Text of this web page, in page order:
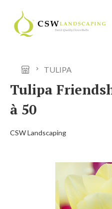
Ga naar de hoofdinhoud
TULIPA
Tulipa
à 50
CSW Landscaping
Afbeeldingengalerij overslaan